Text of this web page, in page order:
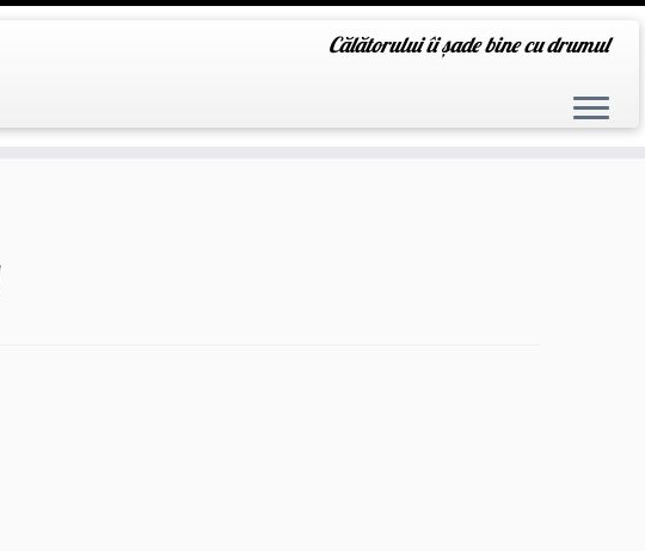
Călătorului îi șade bine cu drumul